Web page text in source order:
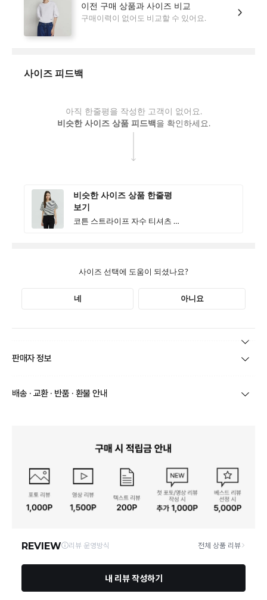
것으로 해당 정보에 대한 책임은 판매자에게 있습니다.
판매자 정보
상호/대표자 (주)바바패션_틸버리 / 문장우
연락처 02-1800-8878
영업소재지 06531 서울 서초구 신반포로 339 논현빌딩, 바바더닷컴
배송 · 교환 · 반품 · 환불 안내
배송
빠른 배송을 위해 준비되는 상품부터부분 발송
당사 계약택배는 CJ대한통운이며, 배송비는 5만원 이상 구매 시 배
송비는 무료이나, 도서 산간은 추가 배송비/도선료가 발생합니다.
결제완료 후 평균 3~5일(토요일 및 공휴일 제외) 이내에 배송 시작
되며, 매장 수급 제품의 경우에는 7~10일정도 소요될 수 있습니다.
일부 상품의 경우
매장에서 직접 배송이 이루어지며
대한통운 외 타
주문취소는 '주문접수' 상태에서만 가능합니다.
될 수 있습니다.
교환/반품 접수는수령 후 익일부터 사이트에서 직접 접수
며, 제품 배송완료
일로부터 7일 이내
반품 불가합니다)